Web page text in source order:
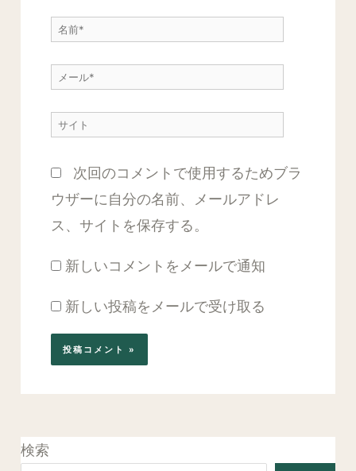
入
名
メ
ル
サ
ト
次回のコメントで使用するためブラ
ウザーに自分の名前、メールアドレ
ス、サイトを保存する。
新しいコメントをメールで通知
新しい投稿をメールで受け取る
検索